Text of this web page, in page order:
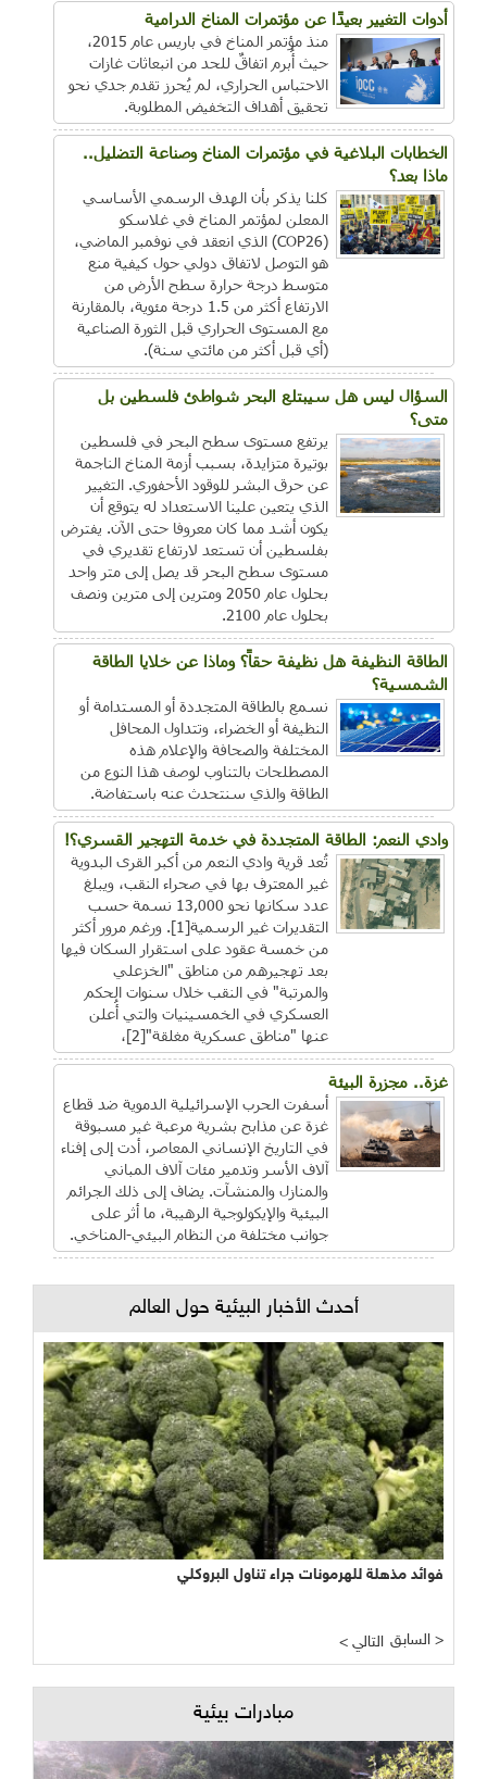
أدوات التغيير بعيدًا عن مؤتمرات المناخ الدرامية
منذ مؤتمر المناخ في باريس عام 2015،
حيث أُبرم اتفاقٌ للحد من انبعاثات غازات
الاحتباس الحراري، لم يُحرز تقدم جدي نحو
تحقيق أهداف التخفيض المطلوبة.
الخطابات البلاغية في مؤتمرات المناخ وصناعة التضليل..
ماذا بعد؟
كلنا يذكر بأن الهدف الرسمي الأساسي
المعلن لمؤتمر المناخ في غلاسكو
(COP26) الذي انعقد في نوفمبر الماضي،
هو التوصل لاتفاق دولي حول كيفية منع
متوسط درجة حرارة سطح الأرض من
الارتفاع أكثر من 1.5 درجة مئوية، بالمقارنة
مع المستوى الحراري قبل الثورة الصناعية
(أي قبل أكثر من مائتي سنة).
السؤال ليس هل سيبتلع البحر شواطئ فلسطين بل
متى؟
يرتفع مستوى سطح البحر في فلسطين
بوتيرة متزايدة، بسبب أزمة المناخ الناجمة
عن حرق البشر للوقود الأحفوري. التغيير
الذي يتعين علينا الاستعداد له يتوقع أن
يكون أشد مما كان معروفا حتى الآن. يفترض
بفلسطين أن تستعد لارتفاع تقديري في
مستوى سطح البحر قد يصل إلى متر واحد
بحلول عام 2050 ومترين إلى مترين ونصف
بحلول عام 2100.
الطاقة النظيفة هل نظيفة حقاً؟ وماذا عن خلايا الطاقة
الشمسية؟
نسمع بالطاقة المتجددة أو المستدامة أو
النظيفة أو الخضراء، وتتداول المحافل
المختلفة والصحافة والإعلام هذه
المصطلحات بالتناوب لوصف هذا النوع من
الطاقة والذي سنتحدث عنه باستفاضة.
وادي النعم: الطاقة المتجددة في خدمة التهجير القسري؟!
تُعد قرية وادي النعم من أكبر القرى البدوية
غير المعترف بها في صحراء النقب، ويبلغ
عدد سكانها نحو 13,000 نسمة حسب
التقديرات غير الرسمية[1]. ورغم مرور أكثر
من خمسة عقود على استقرار السكان فيها
بعد تهجيرهم من مناطق "الخزعلي
والمرتبة" في النقب خلال سنوات الحكم
العسكري في الخمسينيات والتي أُعلن
عنها "مناطق عسكرية مغلقة"[2]،
غزة.. مجزرة البيئة
أسفرت الحرب الإسرائيلية الدموية ضد قطاع
غزة عن مذابح بشرية مرعبة غير مسبوقة
في التاريخ الإنساني المعاصر، أدت إلى إفناء
آلاف الأسر وتدمير مئات آلاف المباني
والمنازل والمنشآت. يضاف إلى ذلك الجرائم
البيئية والإيكولوجية الرهيبة، ما أثر على
جوانب مختلفة من النظام البيئي-المناخي.
أحدث الأخبار البيئية حول العالم
فوائد مذهلة للهرمونات جراء تناول البروكلي
< التالي السابق >
مبادرات بيئية